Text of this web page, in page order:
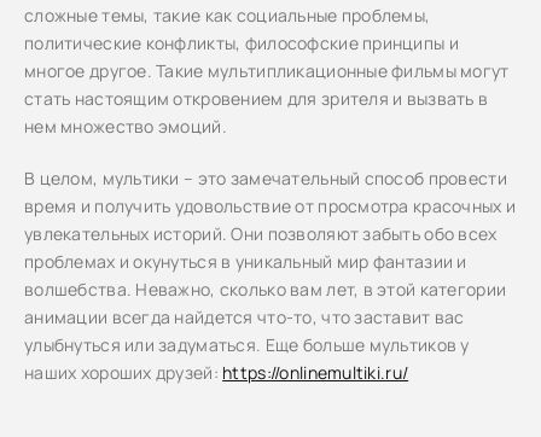
сложные темы, такие как социальные проблемы,
политические конфликты, философские принципы и
многое другое. Такие мультипликационные фильмы могут
стать настоящим откровением для зрителя и вызвать в
нем множество эмоций.
В целом, мультики – это замечательный способ провести
время и получить удовольствие от просмотра красочных и
увлекательных историй. Они позволяют забыть обо всех
проблемах и окунуться в уникальный мир фантазии и
волшебства. Неважно, сколько вам лет, в этой категории
анимации всегда найдется что-то, что заставит вас
улыбнуться или задуматься. Еще больше мультиков у
наших хороших друзей: https://onlinemultiki.ru/